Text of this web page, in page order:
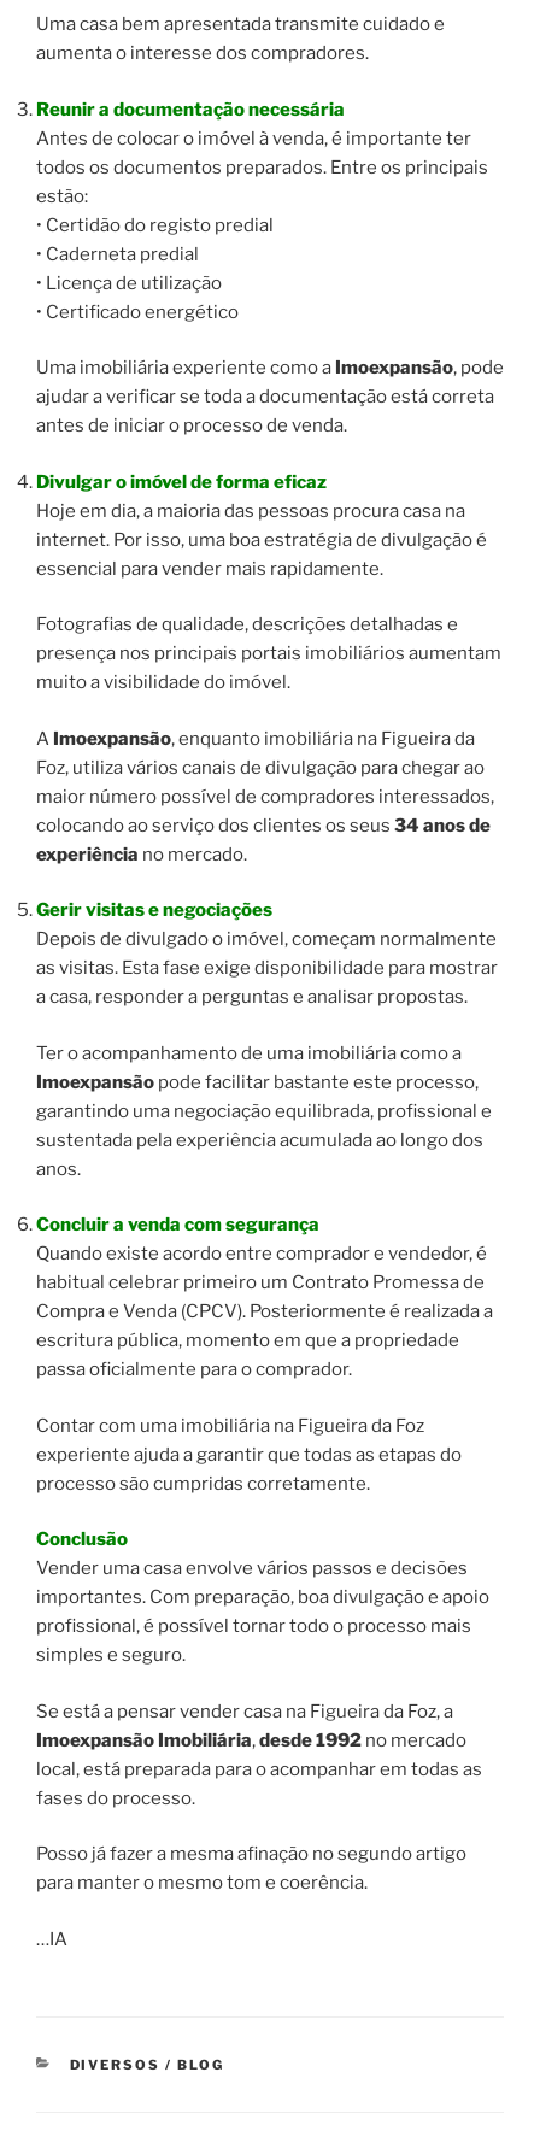
Uma casa bem apresentada transmite cuidado e
aumenta o interesse dos compradores.
Reunir a documentação necessária
Antes de colocar o imóvel à venda, é importante ter
todos os documentos preparados. Entre os principais
estão:
• Certidão do registo predial
• Caderneta predial
• Licença de utilização
• Certificado energético
Uma imobiliária experiente como a Imoexpansão, pode
ajudar a verificar se toda a documentação está correta
antes de iniciar o processo de venda.
Divulgar o imóvel de forma eficaz
Hoje em dia, a maioria das pessoas procura casa na
internet. Por isso, uma boa estratégia de divulgação é
essencial para vender mais rapidamente.
Fotografias de qualidade, descrições detalhadas e
presença nos principais portais imobiliários aumentam
muito a visibilidade do imóvel.
A Imoexpansão, enquanto imobiliária na Figueira da
Foz, utiliza vários canais de divulgação para chegar ao
maior número possível de compradores interessados,
colocando ao serviço dos clientes os seus 34 anos de
experiência no mercado.
Gerir visitas e negociações
Depois de divulgado o imóvel, começam normalmente
as visitas. Esta fase exige disponibilidade para mostrar
a casa, responder a perguntas e analisar propostas.
Ter o acompanhamento de uma imobiliária como a
Imoexpansão pode facilitar bastante este processo,
garantindo uma negociação equilibrada, profissional e
sustentada pela experiência acumulada ao longo dos
anos.
Concluir a venda com segurança
Quando existe acordo entre comprador e vendedor, é
habitual celebrar primeiro um Contrato Promessa de
Compra e Venda (CPCV). Posteriormente é realizada a
escritura pública, momento em que a propriedade
passa oficialmente para o comprador.
Contar com uma imobiliária na Figueira da Foz
experiente ajuda a garantir que todas as etapas do
processo são cumpridas corretamente.
Conclusão
Vender uma casa envolve vários passos e decisões
importantes. Com preparação, boa divulgação e apoio
profissional, é possível tornar todo o processo mais
simples e seguro.
Se está a pensar vender casa na Figueira da Foz, a
Imoexpansão Imobiliária,desde 1992 no mercado
local, está preparada para o acompanhar em todas as
fases do processo.
Posso já fazer a mesma afinação no segundo artigo
para manter o mesmo tom e coerência.
…IA
CATEGORIAS
DIVERSOS / BLOG